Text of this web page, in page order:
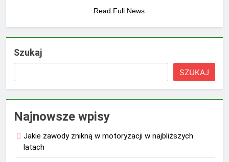
Read Full News
Szukaj
SZUKAJ
Najnowsze wpisy
Jakie zawody znikną w motoryzacji w najbliższych
latach